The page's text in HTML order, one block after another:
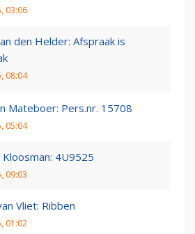
03:06
den Helder: Afspraak is
08:04
Mateboer: Pers.nr. 15708
05:04
Kloosman: 4U9525
09:03
Vliet: Ribben
01:02